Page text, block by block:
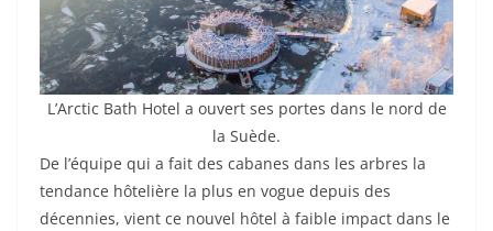
L’Arctic Bath Hotel a ouvert ses portes dans le nord de
la Suède.
De l’équipe qui a fait des cabanes dans les arbres la
tendance hôtelière la plus en vogue depuis des
décennies, vient ce nouvel hôtel à faible impact dans le